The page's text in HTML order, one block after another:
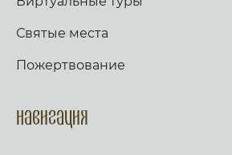
Святые места
Пожертвование
Навигация